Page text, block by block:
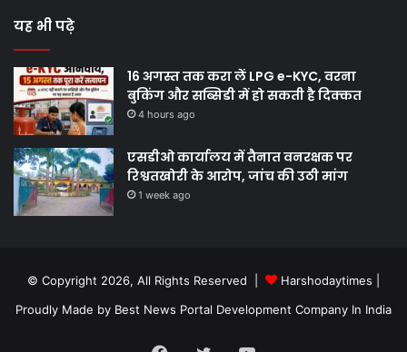
यह भी पढ़े
16 अगस्त तक करा लें LPG e-KYC, वरना
बुकिंग और सब्सिडी में हो सकती है दिक्कत
4 hours ago
एसडीओ कार्यालय में तैनात वनरक्षक पर
रिश्वतखोरी के आरोप, जांच की उठी मांग
1 week ago
© Copyright 2026, All Rights Reserved | Harshodaytimes
Proudly Made by Best News Portal Development Company In India